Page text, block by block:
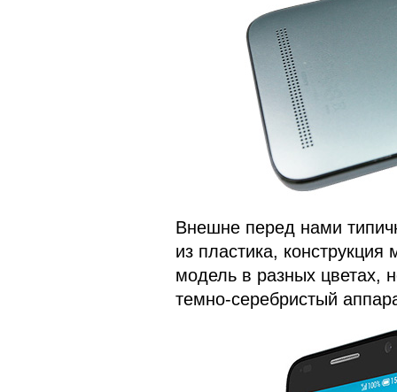
Внешне перед нами
из пластика,
модель в разных цветах,
темно-серебристый